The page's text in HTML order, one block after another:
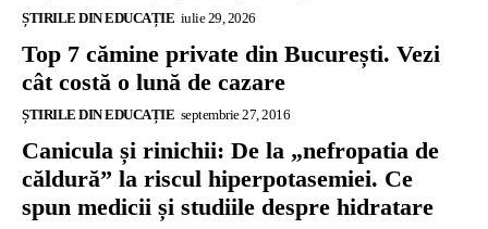
ȘTIRILE DIN EDUCAȚIE iulie 29, 2026
Top 7 cămine private din București. Vezi
cât costă o lună de cazare
ȘTIRILE DIN EDUCAȚIE septembrie 27, 2016
Canicula și rinichii: De la „nefropatia de
căldură” la riscul hiperpotasemiei. Ce
spun medicii și studiile despre hidratare